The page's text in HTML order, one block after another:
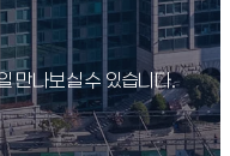
만나보실 수 있습니다.